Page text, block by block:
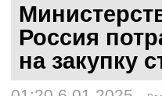
Россия
на закупку